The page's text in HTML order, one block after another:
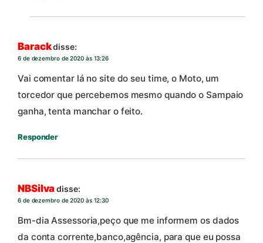
Barackdisse:
6 de dezembro de 2020 às 13:26
Vai comentar lá no site do seu time, o Moto, um
torcedor que percebemos mesmo quando o Sampaio
ganha, tenta manchar o feito.
Responder
NBSilvadisse:
6 de dezembro de 2020 às 12:30
Bm-dia Assessoria,peço que me informem os dados
da conta corrente,banco,agência, para que eu possa